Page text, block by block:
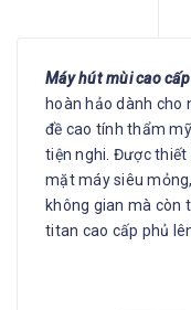
Máy hút mùi cao
hoàn hảo dành cho
đề cao tính thẩm
tiện nghi. Được thiết
mặt máy siêu
không gian mà còn
titan cao cấp phủ